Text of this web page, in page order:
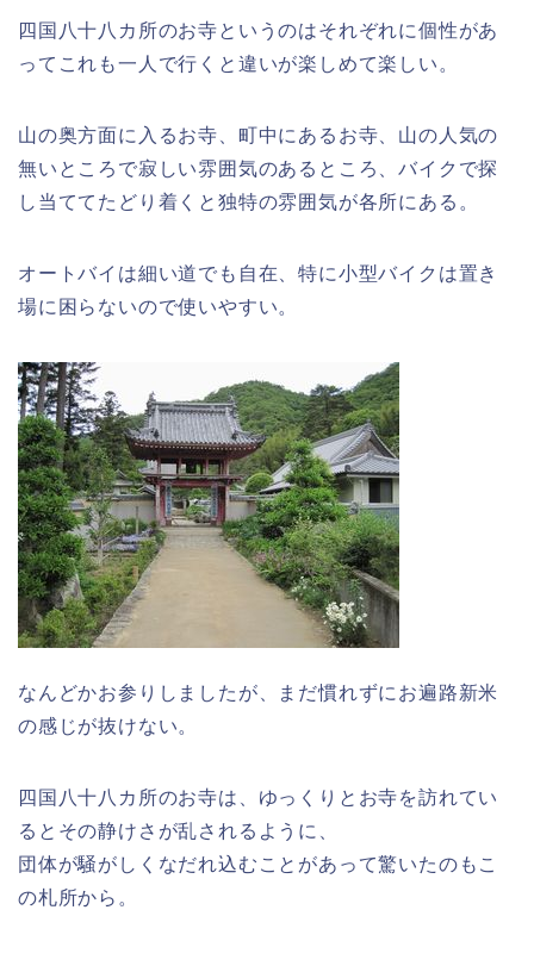
四国八十八カ所のお寺というのはそれぞれに個性があ
ってこれも一人で行くと違いが楽しめて楽しい。
山の奥方面に入るお寺、町中にあるお寺、山の人気の
無いところで寂しい雰囲気のあるところ、バイクで探
し当ててたどり着くと独特の雰囲気が各所にある。
オートバイは細い道でも自在、特に小型バイクは置き
場に困らないので使いやすい。
なんどかお参りしましたが、まだ慣れずにお遍路新米
の感じが抜けない。
四国八十八カ所のお寺は、ゆっくりとお寺を訪れてい
るとその静けさが乱されるように、
団体が騒がしくなだれ込むことがあって驚いたのもこ
の札所から。